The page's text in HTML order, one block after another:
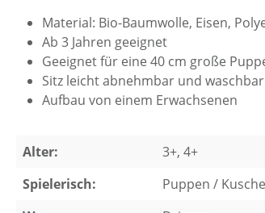
Material: Bio-Baumwolle, Eisen,
Ab 3 Jahren geeignet
Geeignet für eine 40 cm große
Sitz leicht abnehmbar und waschbar
Aufbau von einem Erwachsenen
Alter:
3+, 4+
Spielerisch:
Puppen /